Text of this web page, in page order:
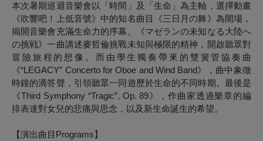
本次暑期巡迴音樂會以「時間」及「生命」為主軸，選擇動畫
《吹響吧！上低音號》中的知名曲目《三日月の舞》為開場，
揭開音樂會充滿生命力的序幕。《マゼランの未知なる大陸へ
の挑戦》一曲講述麥哲倫挑戰未知與極限的精神，開啟聽眾對
冒險旅程的想像。而由學生獨奏帶來的雙簧管協奏曲
《“LEGACY” Concerto for Oboe and Wind Band》，曲中象徵
時鐘的滴答聲，引領聽眾一同遊歷於生命的不同時期。最後是
《Third Symphony “Tragic”, Op. 89》，作曲家透過樂章的編
排表達對女兒的悲痛與思念，以及新生命誕生的希望。
【演出曲目Programs】